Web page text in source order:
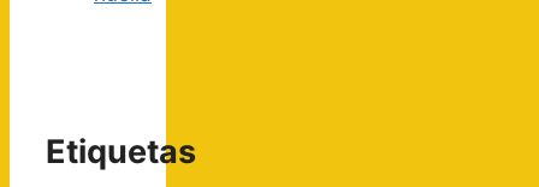
Etiquetas